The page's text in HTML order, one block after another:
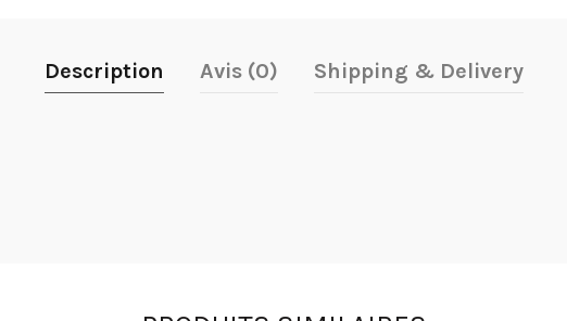
Description Avis (0) Shipping & Delivery